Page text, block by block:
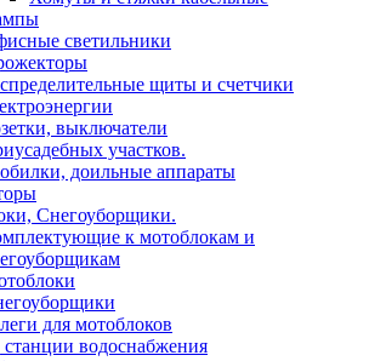
светильники
щиты и счетчики
выключатели
участков.
доильные аппараты
Снегоуборщики.
к мотоблокам и
для мотоблоков
водоснабжения